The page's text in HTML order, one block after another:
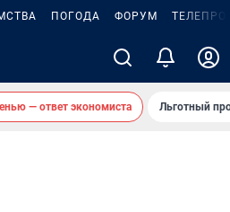
ПОГОДА ФОРУМ
— ответ экономиста Льготный